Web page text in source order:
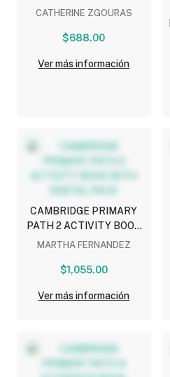
WRITING WORKBOOK
CATHERINE ZGOURAS
$688.00
Ver más información
CAMBRIDGE PRIMARY
PATH 2 ACTIVITY BOOK
WITH DIGITAL PACK
MARTHA FERNANDEZ
$1,055.00
Ver más información